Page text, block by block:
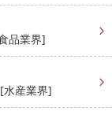
品業界]
産業界]